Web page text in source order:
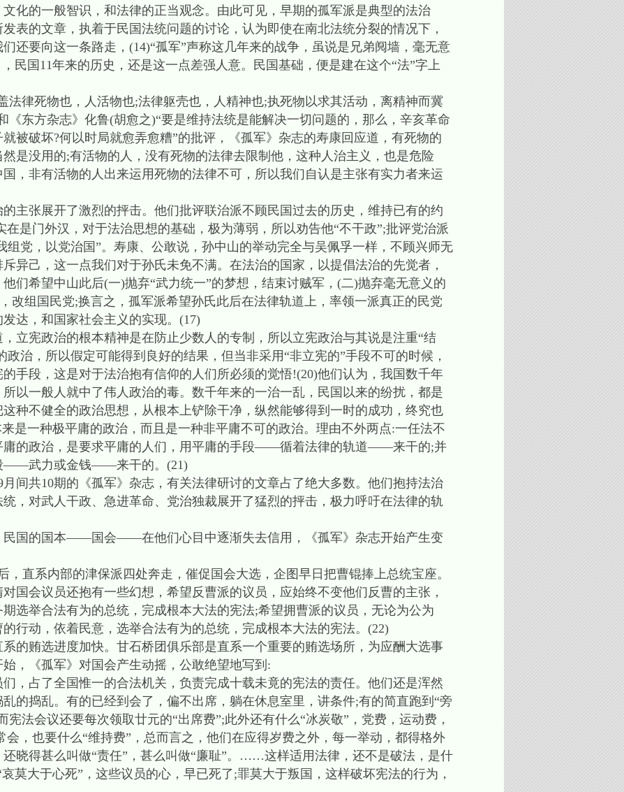
化的一般智识，和法律的正当观念。由此可见，早期的孤军派是典型的法治
表的文章，执着于民国法统问题的讨论，认为即使在南北法统分裂的情况下，
还要向这一条路走，(14)“孤军”声称这几年来的战争，虽说是兄弟阋墙，毫无意
民国11年来的历史，还是这一点差强人意。民国基础，便是建在这个“法”字上
律死物也，人活物也;法律躯壳也，人精神也;执死物以求其活动，离精神而冀
《东方杂志》化鲁(胡愈之)“要是维持法统是能解决一切问题的，那么，辛亥革命
被破坏?何以时局就愈弄愈糟”的批评，《孤军》杂志的寿康回应道，有死物的
是没用的;有活物的人，没有死物的法律去限制他，这种人治主义，也是危险
，非有活物的人出来运用死物的法律不可，所以我们自认是主张有实力者来运
张展开了激烈的抨击。他们批评联治派不顾民国过去的历史，维持已有的约
是门外汉，对于法治思想的基础，极为薄弱，所以劝告他“不干政”;批评党治派
组党，以党治国”。寿康、公敢说，孙中山的举动完全与吴佩孚一样，不顾兴师无
异己，这一点我们对于孙氏未免不满。在法治的国家，以提倡法治的先觉者，
们希望中山此后(一)抛弃“武力统一”的梦想，结束讨贼军，(二)抛弃毫无意义的
改组国民党;换言之，孤军派希望孙氏此后在法律轨道上，率领一派真正的民党
达，和国家社会主义的实现。(17)
宪政治的根本精神是在防止少数人的专制，所以立宪政治与其说是注重“结
政治，所以假定可能得到良好的结果，但当非采用“非立宪的”手段不可的时候，
手段，这是对于法治抱有信仰的人们所必须的觉悟!(20)他们认为，我国数千年
以一般人就中了伟人政治的毒。数千年来的一治一乱，民国以来的纷扰，都是
种不健全的政治思想，从根本上铲除干净，纵然能够得到一时的成功，终究也
是一种极平庸的政治，而且是一种非平庸不可的政治。理由不外两点:一任法不
庸的政治，是要求平庸的人们，用平庸的手段——循着法律的轨道——来干的;并
——武力或金钱——来干的。(21)
间共10期的《孤军》杂志，有关法律研讨的文章占了绝大多数。他们抱持法治
，对武人干政、急进革命、党治独裁展开了猛烈的抨击，极力呼吁在法律的轨
国的国本——国会——在他们心目中逐渐失去信用，《孤军》杂志开始产生变
直系内部的津保派四处奔走，催促国会大选，企图早日把曹锟捧上总统宝座。
国会议员还抱有一些幻想，希望反曹派的议员，应始终不变他们反曹的主张，
选举合法有为的总统，完成根本大法的宪法;希望拥曹派的议员，无论为公为
行动，依着民意，选举合法有为的总统，完成根本大法的宪法。(22)
贿选进度加快。甘石桥团俱乐部是直系一个重要的贿选场所，为应酬大选事
，《孤军》对国会产生动摇，公敢绝望地写到:
占了全国惟一的合法机关，负责完成十载未竟的宪法的责任。他们还是浑然
的捣乱。有的已经到会了，偏不出席，躺在休息室里，讲条件;有的简直跑到“旁
宪法会议还要每次领取廿元的“出席费”;此外还有什么“冰炭敬”，党费，运动费，
，也要什么“维持费”，总而言之，他们在应得岁费之外，每一举动，都得格外
晓得甚么叫做“责任”，甚么叫做“廉耻”。……这样适用法律，还不是破法，是什
大于心死”，这些议员的心，早已死了;罪莫大于叛国，这样破坏宪法的行为，